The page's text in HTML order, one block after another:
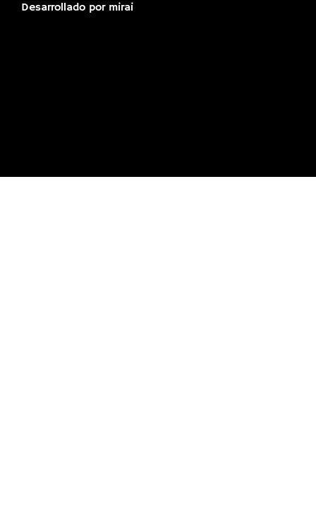
Desarrollado por mirai